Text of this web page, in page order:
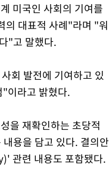
미국인 사회의 기여를
의 대표적 사례"라며 "워
"고 말했다.
회 발전에 기여하고 있
이라고 밝혔다.
을 재확인하는 초당적
용을 담고 있다. 결의안
관련 내용도 포함됐다.